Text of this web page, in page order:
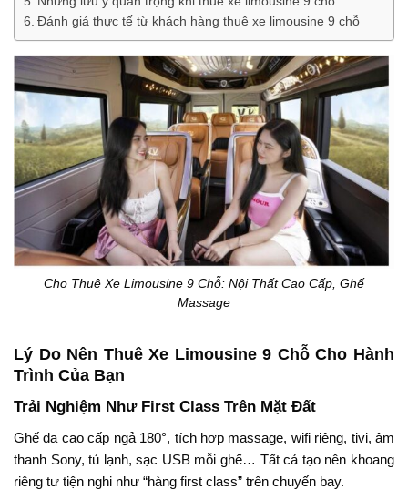
Đánh giá thực tế từ khách hàng thuê xe limousine 9 chỗ
Cho Thuê Xe Limousine 9 Chỗ: Nội Thất Cao Cấp, Ghế
Massage
Lý Do Nên Thuê Xe Limousine 9 Chỗ Cho Hành
Trình Của Bạn
Trải Nghiệm Như First Class Trên Mặt Đất
Ghế da cao cấp ngả 180°, tích hợp massage, wifi riêng, tivi, âm
thanh Sony, tủ lạnh, sạc USB mỗi ghế… Tất cả tạo nên khoang
riêng tư tiện nghi như “hàng first class” trên chuyến bay.